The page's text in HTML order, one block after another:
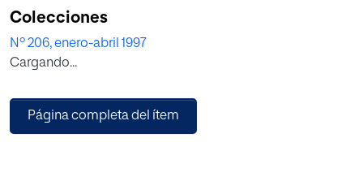
aprendizaje autorregulado tratan de conocer las
relaciones entre cognición, motivación y metacognición,
considerando que los estudiantes no son recipientes
propio conocimiento y sus propias herramientas
motivacionales y cognitivas.
Colecciones
Nº 206, enero-abril 1997
Cargando...
Página completa del ítem